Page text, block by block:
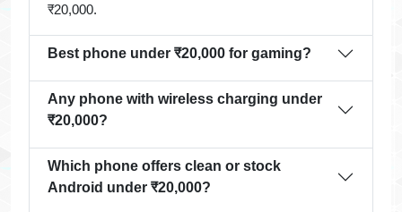
₹20,000.
Best phone under ₹20,000 for gaming?
Any phone with wireless charging under
₹20,000?
Which phone offers clean or stock
Android under ₹20,000?